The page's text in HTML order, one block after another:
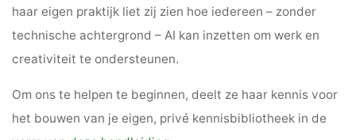
haar eigen praktijk liet zij zien hoe iedereen – zonder
technische achtergrond – AI kan inzetten om werk en
creativiteit te ondersteunen.
Om ons te helpen te beginnen, deelt ze haar kennis voor
het bouwen van je eigen, privé kennisbibliotheek in de